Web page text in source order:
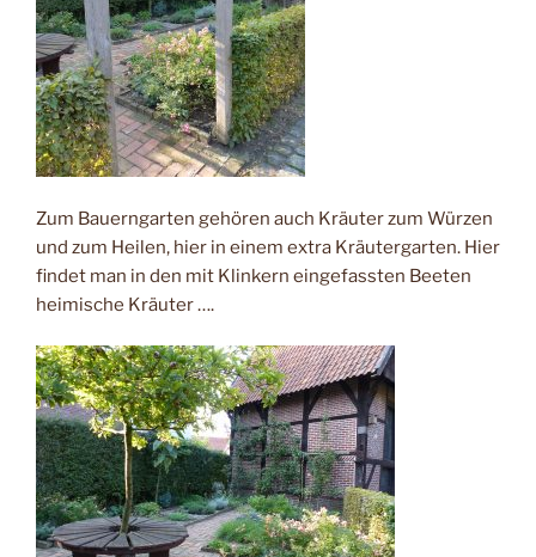
Zum Bauerngarten gehören auch Kräuter zum Würzen
und zum Heilen, hier in einem extra Kräutergarten. Hier
findet man in den mit Klinkern eingefassten Beeten
heimische Kräuter ….